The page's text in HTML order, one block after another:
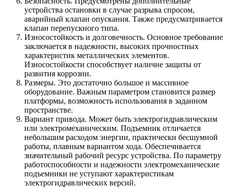
устройства остановки в случае разрыва спросом,
аварийный клапан опускания. Также предусматривается
клапан перепускного типа.
Износостойкость и долговечность. Основное требование
заключается в надежности, высоких прочностных
характеристик металлических элементов.
Износостойкости способствует наличие защиты от
развития коррозии.
Размеры. Это достаточно большое и массивное
оборудование. Важным параметром становится размер
платформы, возможность использования в заданном
пространстве.
Вариант привода. Может быть электрогидравлическим
или электромеханическим. Подъемник отличается
небольшим расходом энергии, практически бесшумной
работы, плавным вариантом хода. Обеспечивается
значительный рабочий ресурс устройства. По параметру
работоспособности и надежности электромеханические
подъемники не уступают характеристикам
электрогидравлических версий.